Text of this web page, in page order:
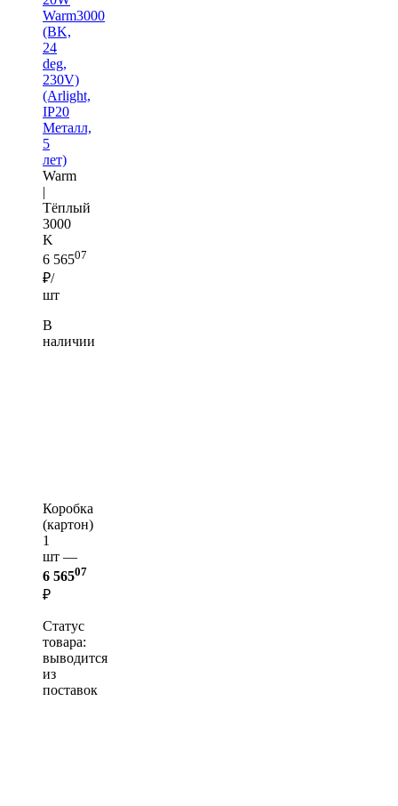
Warm3000
(BK,
24
deg,
230V)
(Arlight,
IP20
Металл,
5
лет)
Warm
|
Тёплый
3000
K
6 56507
₽/
шт
В
наличии
Коробка
(картон)
1
шт —
6 56507
₽
Статус
товара:
выводится
из
поставок